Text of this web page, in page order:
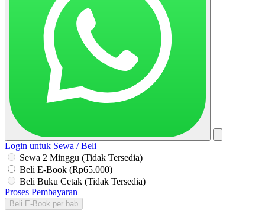
Login untuk Sewa / Beli
Sewa 2 Minggu (Tidak Tersedia)
Beli E-Book (Rp65.000)
Beli Buku Cetak (Tidak Tersedia)
Proses Pembayaran
Beli E-Book per bab